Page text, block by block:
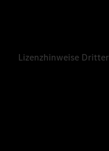
Lizenzhinweise Dritter